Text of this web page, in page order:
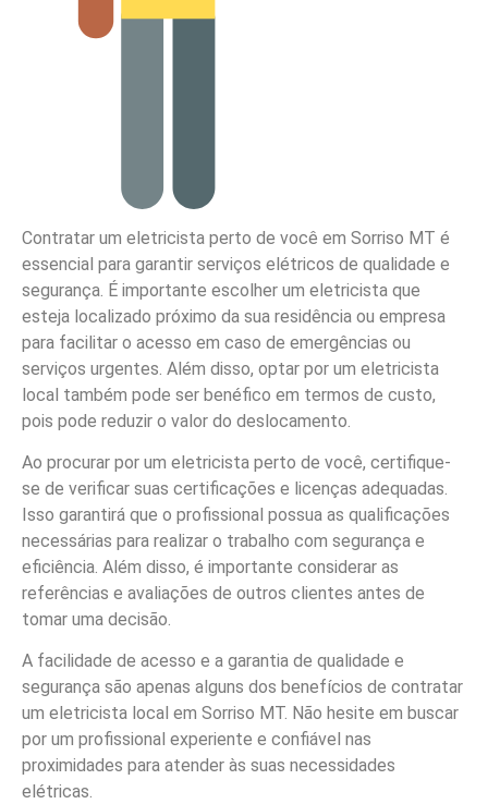
Contratar um eletricista perto de você em Sorriso MT é
essencial para garantir serviços elétricos de qualidade e
segurança. É importante escolher um eletricista que
esteja localizado próximo da sua residência ou empresa
para facilitar o acesso em caso de emergências ou
serviços urgentes. Além disso, optar por um eletricista
local também pode ser benéfico em termos de custo,
pois pode reduzir o valor do deslocamento.
Ao procurar por um eletricista perto de você, certifique-
se de verificar suas certificações e licenças adequadas.
Isso garantirá que o profissional possua as qualificações
necessárias para realizar o trabalho com segurança e
eficiência. Além disso, é importante considerar as
referências e avaliações de outros clientes antes de
tomar uma decisão.
A facilidade de acesso e a garantia de qualidade e
segurança são apenas alguns dos benefícios de contratar
um eletricista local em Sorriso MT. Não hesite em buscar
por um profissional experiente e confiável nas
proximidades para atender às suas necessidades
elétricas.